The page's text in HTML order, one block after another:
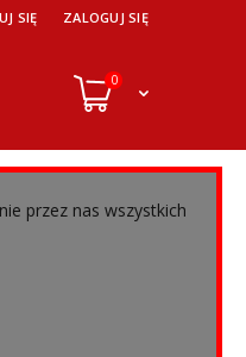
SIĘ ZALOGUJ SIĘ
0
przez nas wszystkich